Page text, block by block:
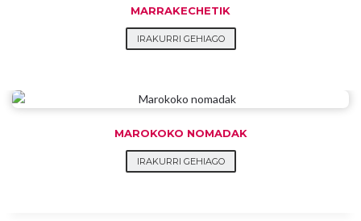
MARRAKECHETIK
IRAKURRI GEHIAGO
MAROKOKO NOMADAK
IRAKURRI GEHIAGO